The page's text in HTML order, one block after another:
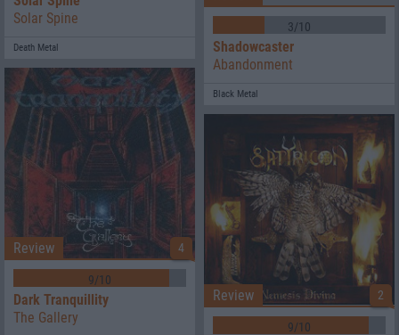
Solar Spine
Death Metal
3/10
Shadowcaster
Abandonment
Black Metal
Review
9/10
Dark Tranquillity
The Gallery
4
Review
9/10
2